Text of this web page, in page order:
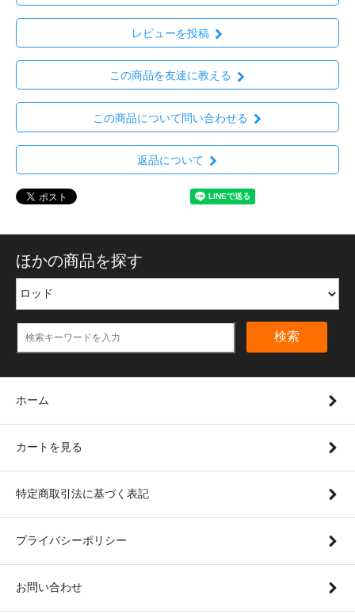
レビューを投稿
この商品を友達に教える
この商品について問い合わせる
返品について
ほかの商品を探す
検索
ホーム
カートを見る
特定商取引法に基づく表記
プライバシーポリシー
お問い合わせ